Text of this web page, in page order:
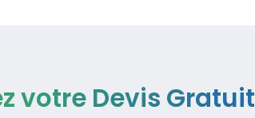
votre Devis Gratuit